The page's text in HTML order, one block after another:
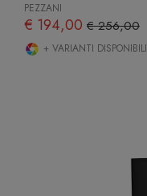
PEZZANI
€ 194,00 € 256,00
+ VARIANTI DISPONIBILI